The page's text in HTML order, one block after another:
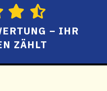
– IHR
ZÄHLT